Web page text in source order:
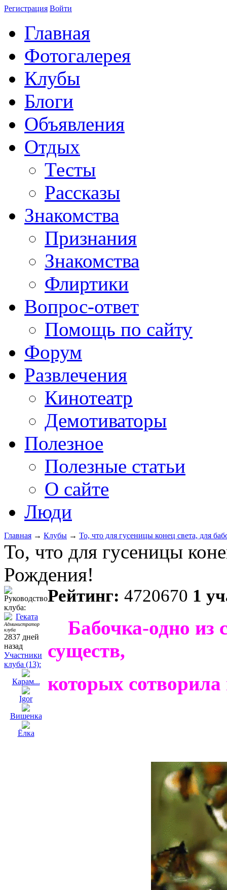
Регистрация Войти
Главная
Фотогалерея
Клубы
Блоги
Объявления
Отдых
Тесты
Рассказы
Знакомства
Признания
Знакомства
Флиртики
Вопрос-ответ
Помощь по сайту
Форум
Развлечения
Кинотеатр
Демотиваторы
Полезное
Полезные статьи
О сайте
Люди
Главная → Клубы → То, что для гусеницы конец света, для
То, что для гусеницы
Рождения!
Руководство
клуба:
Геката
Администратор
клуба
2837 дней
назад
Участники
клуба (13):
Карам...
Igor
Вишенка
Ёлка
Рейтинг: 4720670 1
Бабочка-одно из
существ,
которых